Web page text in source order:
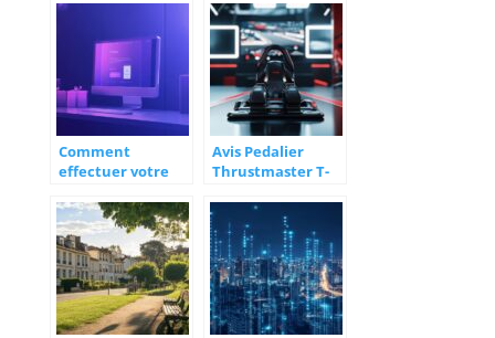
abordable
négativement sur
l’organisme
Comment
effectuer votre
site officiel Cresus
et profiter des
offres exclusives
Avis Pedalier
Thrustmaster T-
Rapport
Qualité/Prix pour
le SimRacing ?